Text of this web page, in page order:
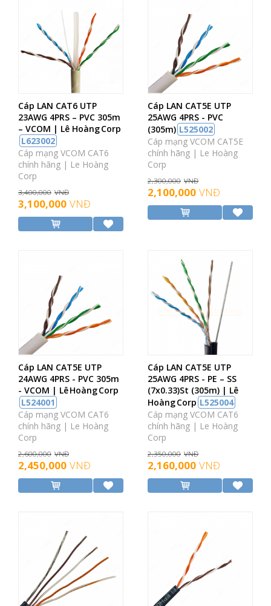
Cáp LAN CAT6 UTP
23AWG 4PRS – PVC 305m
– VCOM | Lê Hoàng Corp
L623002
Cáp mạng VCOM CAT6
chính hãng | Le Hoàng
Corp
3,400,000 VNĐ
3,100,000 VNĐ
Cáp LAN CAT5E UTP
25AWG 4PRS - PVC
(305m) L525002
Cáp mạng VCOM CAT5E
chính hãng | Le Hoàng
Corp
2,300,000 VNĐ
2,100,000 VNĐ
Cáp LAN CAT5E UTP
24AWG 4PRS - PVC 305m
- VCOM | Lê Hoàng Corp
L524001
Cáp mạng VCOM CAT6
chính hãng | Le Hoàng
Corp
2,600,000 VNĐ
2,450,000 VNĐ
Cáp LAN CAT5E UTP
25AWG 4PRS - PE – SS
(7x0.33)St (305m) | Lê
Hoàng Corp L525004
Cáp mạng VCOM CAT6
chính hãng | Le Hoàng
Corp
2,350,000 VNĐ
2,160,000 VNĐ